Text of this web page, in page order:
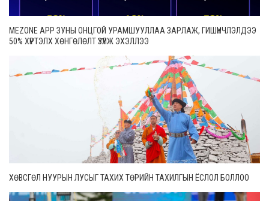
MEZONE APP ЗУНЫ ОНЦГОЙ УРАМШУУЛЛАА ЗАРЛАЖ, ГИШҮҮНЧЛЭЛДЭЭ
50% ХҮРТЭЛХ ХӨНГӨЛӨЛТ ҮЗҮҮЛЖ ЭХЭЛЛЭЭ
ХӨВСГӨЛ НУУРЫН ЛУСЫГ ТАХИХ ТӨРИЙН ТАХИЛГЫН ЁСЛОЛ БОЛЛОО